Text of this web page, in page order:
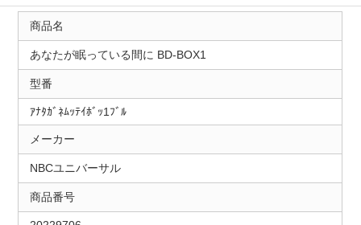
商品名
あなたが眠っている間に BD-BOX1
型番
ｱﾅﾀｶﾞﾈﾑｯﾃｲﾎﾞｯ1ﾌﾞﾙ
メーカー
NBCユニバーサル
商品番号